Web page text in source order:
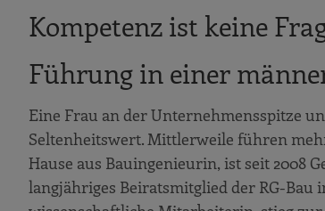
Kompetenz ist keine
Führung in einer
Eine Frau an der Unternehmensspitze
Seltenheitswert. Mittlerweile führen
Hause aus Bauingenieurin, ist seit 2008
langjähriges Beiratsmitglied der RG-Bau